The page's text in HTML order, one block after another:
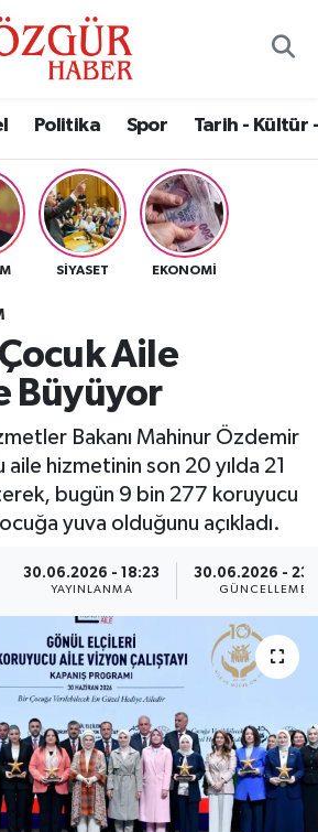
Politika Spor Tarih - Kültür
SIYASET EKONOMI
Aile
Büyüyor
Bakanı Mahinur Özdemir
hizmetinin son 20 yılda 21
bugün 9 bin 277 koruyucu
yuva olduğunu açıkladı.
30.06.2026 - 18:23
YAYINLANMA
30.06.2026 -
GÜNCELLEME
Sanat - Turizm
Durumu ve Fikstür